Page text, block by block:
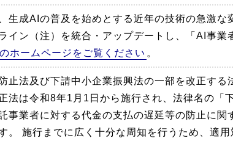
生成AIの普及を始めとする近年の技術の急激な
イン（注）を統合・アップデートし、「AI事
ホームページをご覧ください 。
止法及び下請中小企業振興法の一部を改正す
法は令和8年1月1日から施行され、法律名の「
事業者に対する代金の支払の遅延等の防止に
。 施行までに広く十分な周知を行うため、適